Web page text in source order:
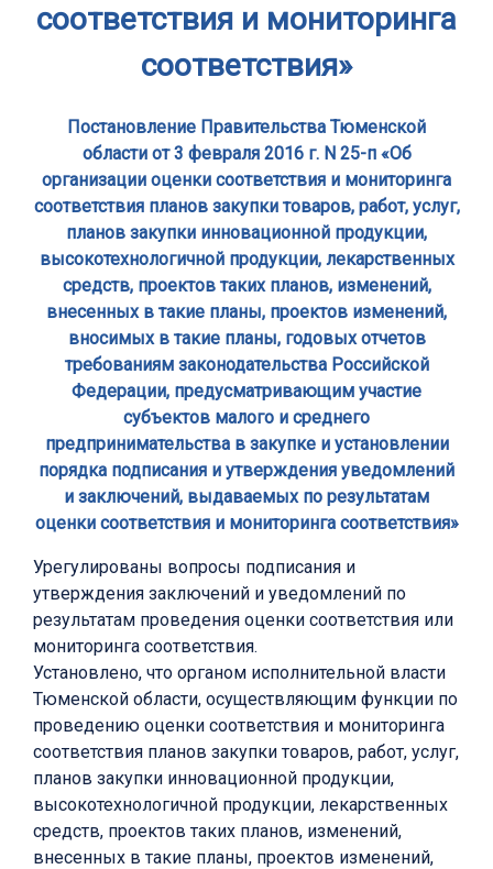
соответствия и мониторинга
соответствия»
Постановление Правительства Тюменской
области от 3 февраля 2016 г. N 25-п «Об
организации оценки соответствия и мониторинга
соответствия планов закупки товаров, работ, услуг,
планов закупки инновационной продукции,
высокотехнологичной продукции, лекарственных
средств, проектов таких планов, изменений,
внесенных в такие планы, проектов изменений,
вносимых в такие планы, годовых отчетов
требованиям законодательства Российской
Федерации, предусматривающим участие
субъектов малого и среднего
предпринимательства в закупке и установлении
порядка подписания и утверждения уведомлений
и заключений, выдаваемых по результатам
оценки соответствия и мониторинга соответствия»
Урегулированы вопросы подписания и
утверждения заключений и уведомлений по
результатам проведения оценки соответствия или
мониторинга соответствия.
Установлено, что органом исполнительной власти
Тюменской области, осуществляющим функции по
проведению оценки соответствия и мониторинга
соответствия планов закупки товаров, работ, услуг,
планов закупки инновационной продукции,
высокотехнологичной продукции, лекарственных
средств, проектов таких планов, изменений,
внесенных в такие планы, проектов изменений,